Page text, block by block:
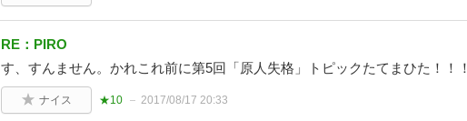
RE：PIRO
す、すんません。かれこれ前に第5回「原人失格」トピックたてまひた！！！
ナイス ★10 2017/08/17 20:33